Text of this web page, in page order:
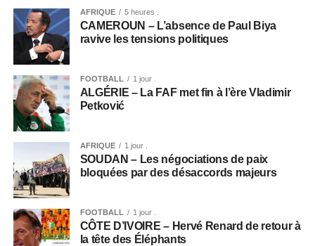
AFRIQUE 5 heures .
CAMEROUN – L’absence de Paul Biya
ravive les tensions politiques
FOOTBALL 1 jour .
ALGÉRIE – La FAF met fin à l’ère Vladimir
Petković
AFRIQUE 1 jour .
SOUDAN – Les négociations de paix
bloquées par des désaccords majeurs
FOOTBALL 1 jour .
CÔTE D’IVOIRE – Hervé Renard de retour à
la tête des Éléphants